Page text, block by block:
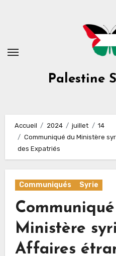
Palestine
Accueil 2024 juillet
14
Communiqué du Ministère
des Expatriés
Communiqués Syrie
Ministère
Affaires